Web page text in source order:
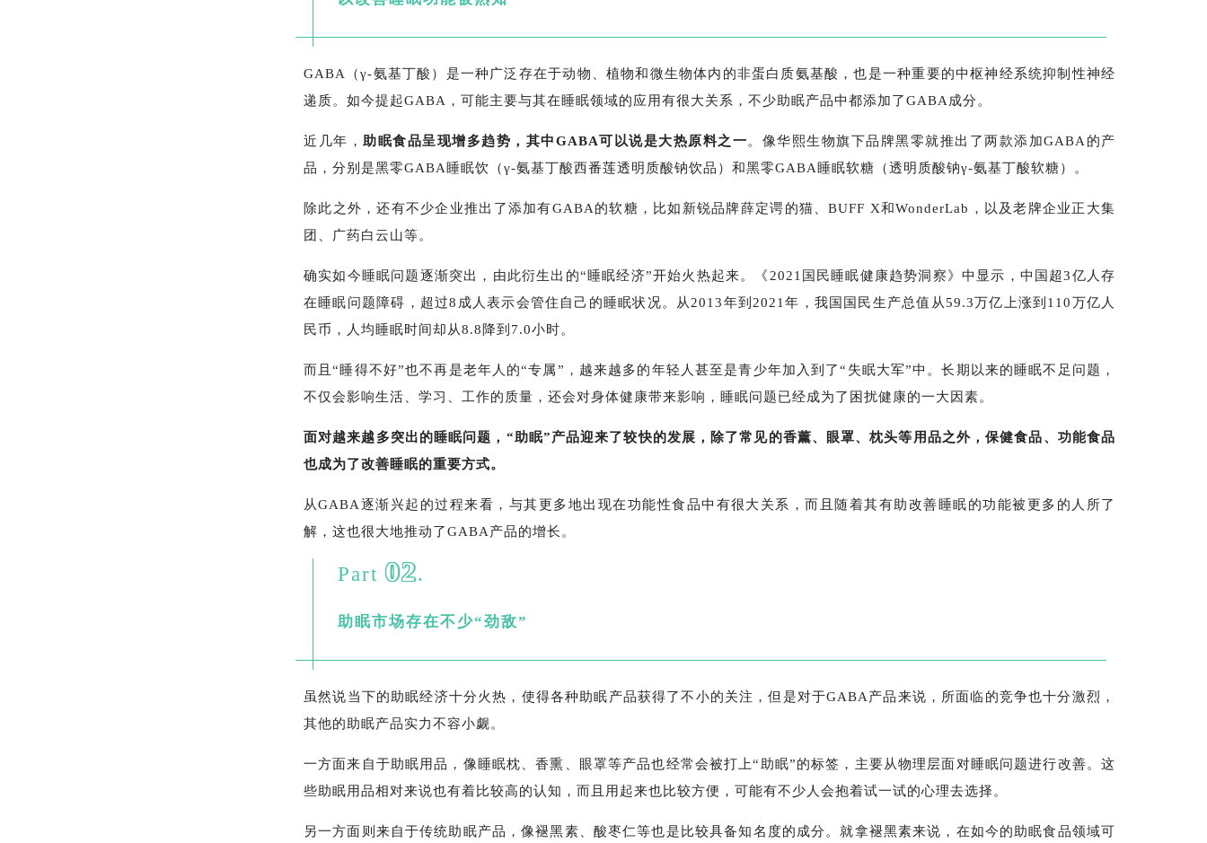
GABA（γ-氨基丁酸）是一种广泛存在于动物、植物和微生物体内的非蛋白质氨基酸，也是一种重要的中枢神经系统抑制性神经
递质。如今提起GABA，可能主要与其在睡眠领域的应用有很大关系，不少助眠产品中都添加了GABA成分。
近几年， 助眠食品呈现增多趋势，其中GABA可以说是大热原料之一。像华熙生物旗下品牌黑零就推出了两款添加GABA的产
品，分别是黑零GABA睡眠饮（γ-氨基丁酸西番莲透明质酸钠饮品）和黑零GABA睡眠软糖（透明质酸钠γ-氨基丁酸软糖）。
除此之外，还有不少企业推出了添加有GABA的软糖，比如新锐品牌薛定谔的猫、BUFF X和WonderLab，以及老牌企业正大集
团、广药白云山等。
确实如今睡眠问题逐渐突出，由此衍生出的“睡眠经济”开始火热起来。《2021国民睡眠健康趋势洞察》中显示，中国超3亿人存
在睡眠问题障碍，超过8成人表示会管住自己的睡眠状况。从2013年到2021年，我国国民生产总值从59.3万亿上涨到110万亿人
民币，人均睡眠时间却从8.8降到7.0小时。
而且“睡得不好”也不再是老年人的“专属”，越来越多的年轻人甚至是青少年加入到了“失眠大军”中。长期以来的睡眠不足问题，
不仅会影响生活、学习、工作的质量，还会对身体健康带来影响，睡眠问题已经成为了困扰健康的一大因素。
面对越来越多突出的睡眠问题，“助眠”产品迎来了较快的发展，除了常见的香薰、眼罩、枕头等用品之外，保健食品、功能食品
也成为了改善睡眠的重要方式。
从GABA逐渐兴起的过程来看，与其更多地出现在功能性食品中有很大关系，而且随着其有助改善睡眠的功能被更多的人所了
解，这也很大地推动了GABA产品的增长。
Part 02.
助眠市场存在不少“劲敌”
虽然说当下的助眠经济十分火热，使得各种助眠产品获得了不小的关注，但是对于GABA产品来说，所面临的竞争也十分激烈，
其他的助眠产品实力不容小觑。
一方面来自于助眠用品，像睡眠枕、香熏、眼罩等产品也经常会被打上“助眠”的标签，主要从物理层面对睡眠问题进行改善。这
些助眠用品相对来说也有着比较高的认知，而且用起来也比较方便，可能有不少人会抱着试一试的心理去选择。
另一方面则来自于传统助眠产品，像褪黑素、酸枣仁等也是比较具备知名度的成分。就拿褪黑素来说，在如今的助眠食品领域可